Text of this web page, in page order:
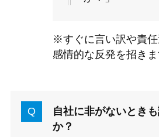
※すぐに言い訳や責任
感情的な反発を招きま
自社に非がないとき
か？